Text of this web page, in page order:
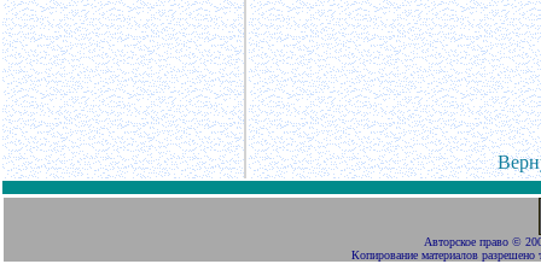
Авторское право ©
Копирование материалов